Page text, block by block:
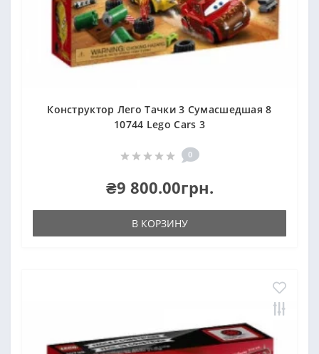
Конструктор Лего Тачки 3 Сумасшедшая 8
10744 Lego Cars 3
0
₴9 800.00грн.
В КОРЗИНУ